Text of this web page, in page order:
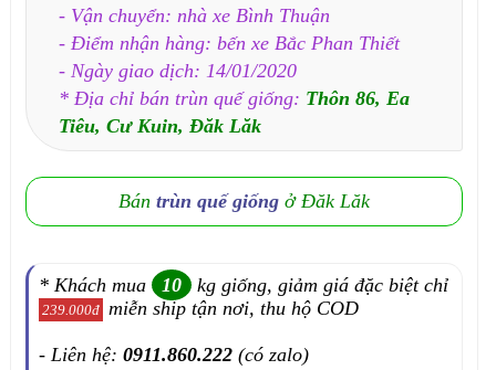
- Vận chuyển: nhà xe Bình Thuận
- Điểm nhận hàng: bến xe Bắc Phan Thiết
- Ngày giao dịch: 14/01/2020
* Địa chỉ bán trùn quế giống: Thôn 86, Ea
Tiêu, Cư Kuin, Đăk Lăk
Bántrùn quế giống ở Đăk Lăk
* Khách mua 10 kg giống, giảm giá đặc biệt chỉ
239.000đ miễn ship tận nơi, thu hộ COD
- Liên hệ:0911.860.222 (có zalo)